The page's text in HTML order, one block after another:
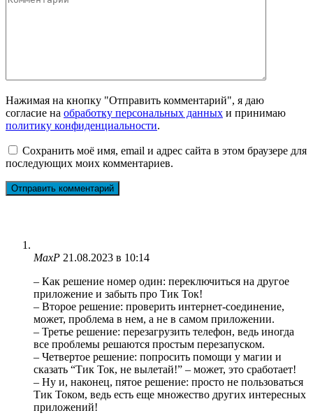
Нажимая на кнопку "Отправить комментарий", я даю
согласие на обработку персональных данных и принимаю
политику конфиденциальности.
Сохранить моё имя, email и адрес сайта в этом браузере для
последующих моих комментариев.
MaxP 21.08.2023 в 10:14
– Как решение номер один: переключиться на другое
приложение и забыть про Тик Ток!
– Второе решение: проверить интернет-соединение,
может, проблема в нем, а не в самом приложении.
– Третье решение: перезагрузить телефон, ведь иногда
все проблемы решаются простым перезапуском.
– Четвертое решение: попросить помощи у магии и
сказать “Тик Ток, не вылетай!” – может, это сработает!
– Ну и, наконец, пятое решение: просто не пользоваться
Тик Током, ведь есть еще множество других интересных
приложений!